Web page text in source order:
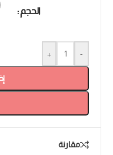
الحجم
-
+
مقارنة